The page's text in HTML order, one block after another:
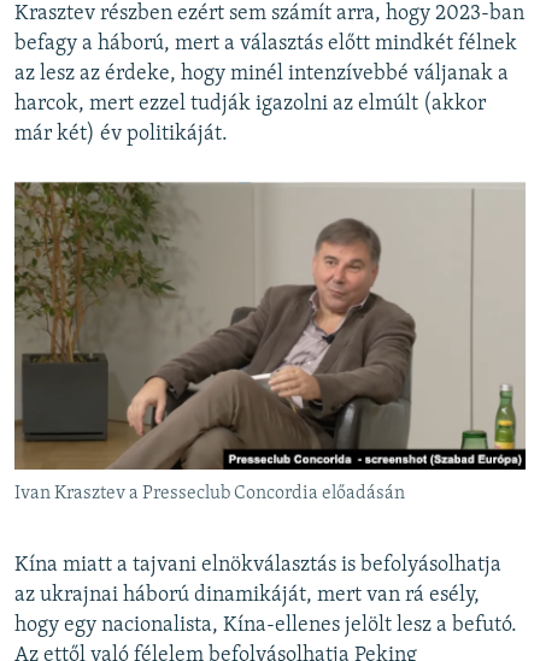
Krasztev részben ezért sem számít arra, hogy 2023-ban
befagy a háború, mert a választás előtt mindkét félnek
az lesz az érdeke, hogy minél intenzívebbé váljanak a
harcok, mert ezzel tudják igazolni az elmúlt (akkor
már két) év politikáját.
Ivan Krasztev a Presseclub Concordia előadásán
Kína miatt a tajvani elnökválasztás is befolyásolhatja
az ukrajnai háború dinamikáját, mert van rá esély,
hogy egy nacionalista, Kína-ellenes jelölt lesz a befutó.
Az ettől való félelem befolyásolhatja Peking